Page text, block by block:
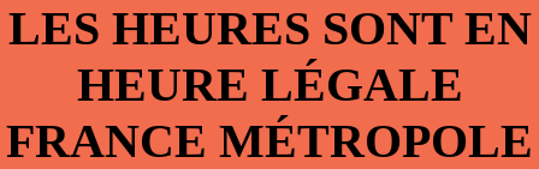
LES HEURES SONT EN
HEURE LÉGALE
FRANCE MÉTROPOLE